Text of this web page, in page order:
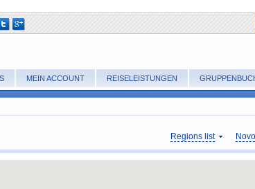
MEIN ACCOUNT REISELEISTUNGEN
Regions list